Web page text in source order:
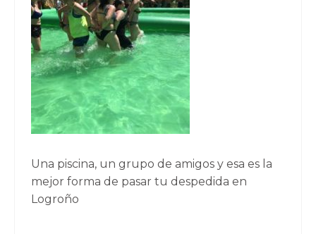
Una piscina, un grupo de amigos y esa es la
mejor forma de pasar tu despedida en
Logroño